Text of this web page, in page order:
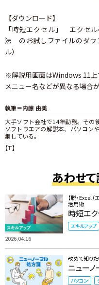
【ダウンロード】
「時短エクセル」 エクセ
法 のお試しファイルのダウ
ル）
※解説用画面はWindows 11
メニュー名などが異なる場合
執筆＝内藤 由美
大手ソフト会社で14年勤務。その
ソフトウエアの解説本、パソコン
集している。
【T】
あわせ
2026.04.16
【脱・Excel
活用術
時短エク
スキルアップ
改めて知り
ニューノ
パソコン